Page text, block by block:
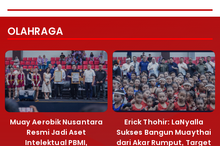
OLAHRAGA
Muay Aerobik Nusantara
Resmi Jadi Aset
Intelektual PBMI,
Erick Thohir: LaNyalla
Sukses Bangun Muaythai
dari Akar Rumput, Target